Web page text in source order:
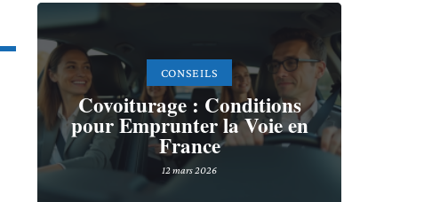
CONSEILS
Covoiturage : Conditions
pour Emprunter la Voie en
France
12 mars 2026